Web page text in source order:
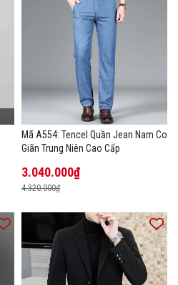
Mã A554: Tencel Quần Jean Nam Co
Giãn Trung Niên Cao Cấp
3.040.000₫
4.320.000₫